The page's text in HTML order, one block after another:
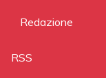
Redazione
RSS